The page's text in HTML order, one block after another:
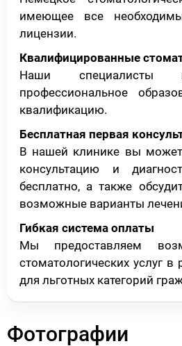
имеющее все
лицензии.
Квалифицированные
Наши специалисты
профессиональное
квалификацию.
Бесплатная первая
В нашей клинике вы
консультацию и
бесплатно, а также
возможные варианты
Гибкая система оплаты
Мы предоставляем
стоматологических услуг в
для льготных категорий
Фотографии